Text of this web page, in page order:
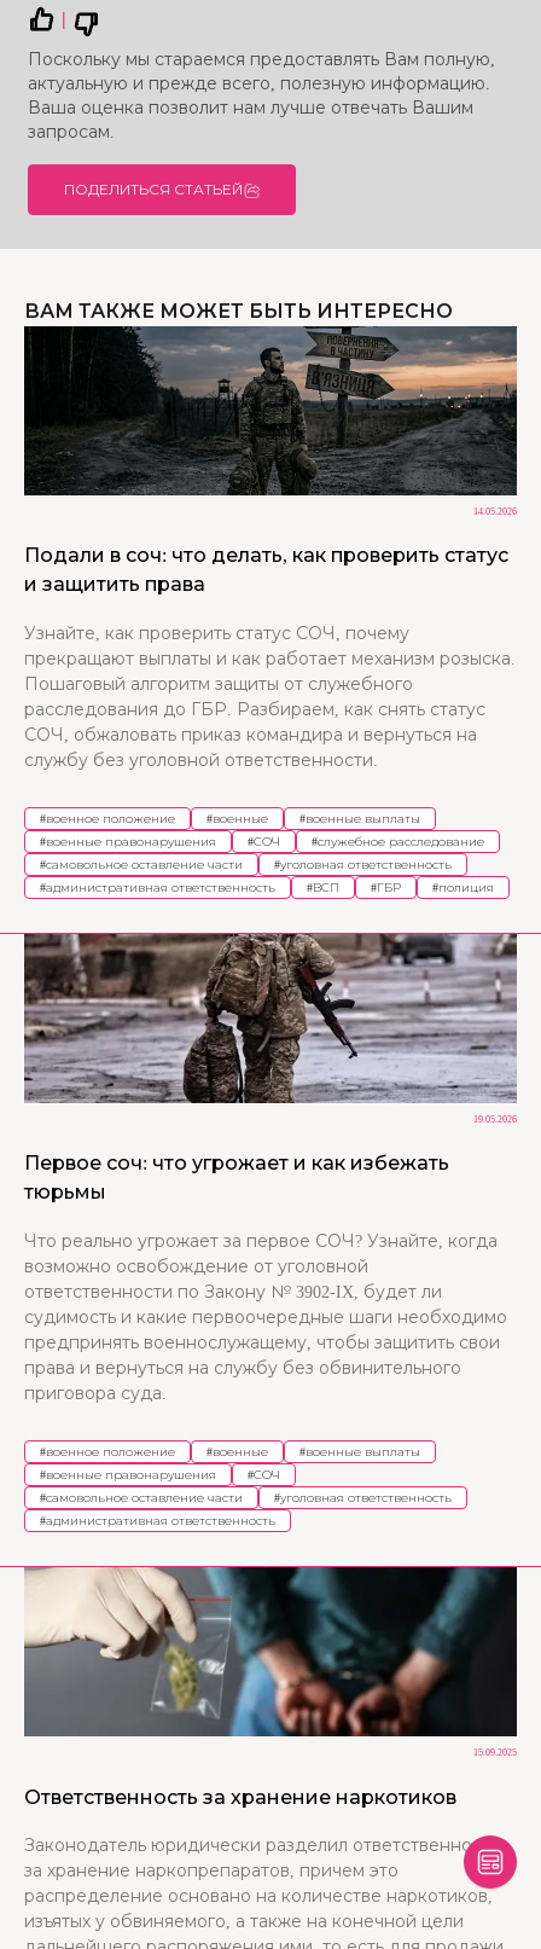
|
Поскольку мы стараемся предоставлять Вам полную,
актуальную и прежде всего, полезную информацию.
Ваша оценка позволит нам лучше отвечать Вашим
запросам.
ПОДЕЛИТЬСЯ СТАТЬЕЙ
ВАМ ТАКЖЕ МОЖЕТ БЫТЬ ИНТЕРЕСНО
14.05.2026
Подали в соч: что делать, как проверить статус
и защитить права
Узнайте, как проверить статус СОЧ, почему
прекращают выплаты и как работает механизм розыска.
Пошаговый алгоритм защиты от служебного
расследования до ГБР. Разбираем, как снять статус
СОЧ, обжаловать приказ командира и вернуться на
службу без уголовной ответственности.
#военное положение #военные #военные выплаты
#военные правонарушения #СОЧ #служебное расследование
#самовольное оставление части #уголовная ответственность
#административная ответственность #ВСП #ГБР #полиция
19.05.2026
Первое соч: что угрожает и как избежать
тюрьмы
Что реально угрожает за первое СОЧ? Узнайте, когда
возможно освобождение от уголовной
ответственности по Закону № 3902-IX, будет ли
судимость и какие первоочередные шаги необходимо
предпринять военнослужащему, чтобы защитить свои
права и вернуться на службу без обвинительного
приговора суда.
#военное положение #военные #военные выплаты
#военные правонарушения #СОЧ
#самовольное оставление части #уголовная ответственность
#административная ответственность
15.09.2025
Ответственность за хранение наркотиков
Законодатель юридически разделил ответственность
за хранение наркопрепаратов, причем это
распределение основано на количестве наркотиков,
изъятых у обвиняемого, а также на конечной цели